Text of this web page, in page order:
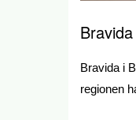
Bravida i
regionen